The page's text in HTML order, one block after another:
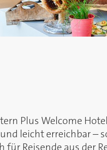
Plus Welcome
leicht erreichbar –
für Reisende aus der